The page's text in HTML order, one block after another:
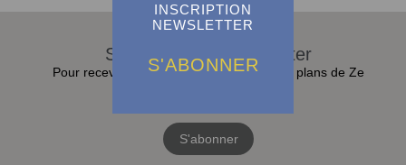
INSCRIPTION
NEWSLETTER
S'ABONNER
S'abonner à la Newsletter
Pour recevoir toutes les actualités et bons plans de Ze
S'abonner